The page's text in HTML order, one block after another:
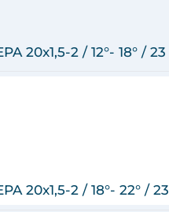
20x1,5-2 / 12°- 18° / 23
20x1,5-2 / 18°- 22° / 23